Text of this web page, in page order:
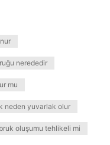
nerededir
mu
neden yuvarlak olur
oluşumu tehlikeli mi